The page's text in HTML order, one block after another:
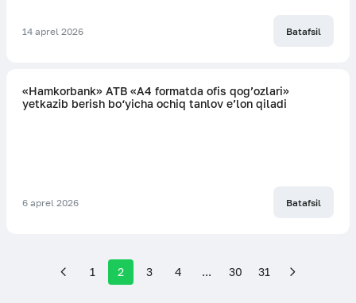
14 aprel 2026 Batafsil
«Hamkorbank» ATB «A4 formatda ofis qog’ozlari»
yetkazib berish bo‘yicha ochiq tanlov e’lon qiladi
6 aprel 2026 Batafsil
1 2 3 4 ... 30 31